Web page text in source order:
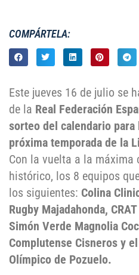
COMPÁRTELA:
Este jueves 16 de julio se
de la Real Federación
sorteo del calendario
próxima temporada de la
Con la vuelta a la máxima
histórico, los 8 equipos
los siguientes: Colina
Rugby Majadahonda,
Simón Verde Magnolia
Complutense Cisneros y
Olímpico de Pozuelo.